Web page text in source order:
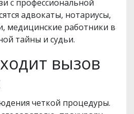
с профессиональной
адвокаты, нотариусы,
медицинские работники в
тайны и судьи.
вызов
четкой процедуры.